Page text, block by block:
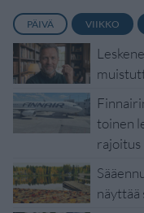
PÄIVÄ VIIKKO
toinen
rajoitus
näyttää